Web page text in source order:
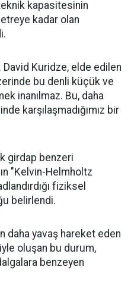
kapasitesinin
kadar olan
David Kuridze, elde edilen
bu denli küçük ve
inanılmaz. Bu, daha
karşılaşmadığımız bir
girdap benzeri
"Kelvin-Helmholtz
fiziksel
belirlendi.
daha yavaş hareket eden
oluşan bu durum,
benzeyen